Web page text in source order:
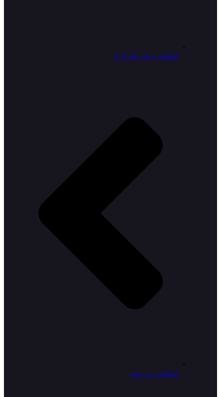
اسکوتر برقی تک چرخ
اسکیت برد برقی